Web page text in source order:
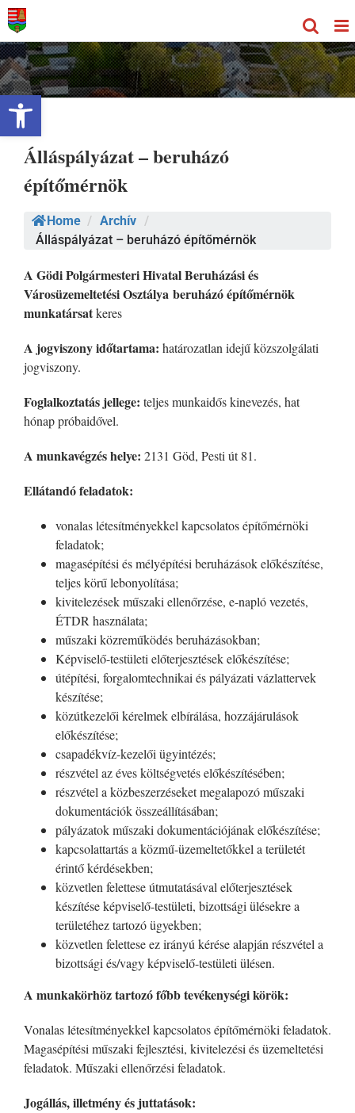
Eszköztár megnyitása
Kihagyás
Álláspályázat – beruházó
építőmérnök
Home / Archív /
Álláspályázat – beruházó építőmérnök
A Gödi Polgármesteri HivatalBeruházási és
Városüzemeltetési Osztálya beruházó építőmérnök
munkatársatkeres
A jogviszony időtartama: határozatlan idejű közszolgálati
jogviszony.
Foglalkoztatás jellege: teljes munkaidős kinevezés, hat
hónap próbaidővel.
A munkavégzés helye: 2131 Göd, Pesti út 81.
Ellátandó feladatok:
vonalas létesítményekkel kapcsolatos építőmérnöki
feladatok;
magasépítési és mélyépítési beruházások előkészítése,
teljes körű lebonyolítása;
kivitelezések műszaki ellenőrzése, e-napló vezetés,
ÉTDR használata;
műszaki közreműködés beruházásokban;
Képviselő-testületi előterjesztések előkészítése;
útépítési, forgalomtechnikai és pályázati vázlattervek
készítése;
közútkezelői kérelmek elbírálása, hozzájárulások
előkészítése;
csapadékvíz-kezelői ügyintézés;
részvétel az éves költségvetés előkészítésében;
részvétel a közbeszerzéseket megalapozó műszaki
dokumentációk összeállításában;
pályázatok műszaki dokumentációjának előkészítése;
kapcsolattartás a közmű-üzemeltetőkkel a területét
érintő kérdésekben;
közvetlen felettese útmutatásával előterjesztések
készítése képviselő-testületi, bizottsági ülésekre a
területéhez tartozó ügyekben;
közvetlen felettese ez irányú kérése alapján részvétel a
bizottsági és/vagy képviselő-testületi ülésen.
A munkakörhöz tartozó főbb tevékenységi körök:
Vonalas létesítményekkel kapcsolatos építőmérnöki feladatok.
Magasépítési műszaki fejlesztési, kivitelezési és üzemeltetési
feladatok. Műszaki ellenőrzési feladatok.
Jogállás, illetmény és juttatások: